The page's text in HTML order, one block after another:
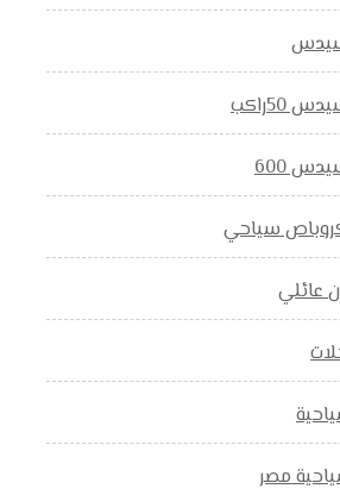
50راكب
600
سياحي
عائلي
مصر